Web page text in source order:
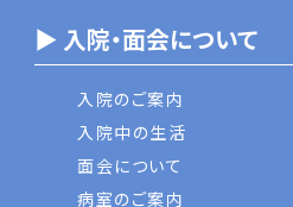
▶ 入院・面会について
入院のご案内
入院中の生活
面会について
病室のご案内